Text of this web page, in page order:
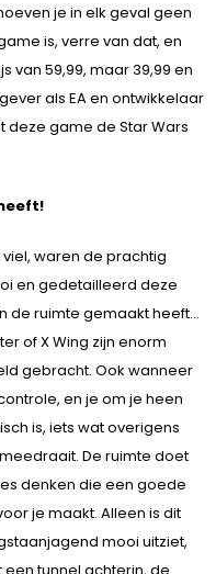
je in elk geval geen
is, verre van dat, en
van 59,99, maar 39,99 en
als EA en ontwikkelaar
deze game de Star Wars
waren de prachtig
en gedetailleerd deze
de ruimte gemaakt heeft…
of X Wing zijn enorm
gebracht. Ook wanneer
en je om je heen
is, iets wat overigens
De ruimte doet
denken die een goede
je maakt. Alleen is dit
mooi uitziet,
tunnel achterin, de